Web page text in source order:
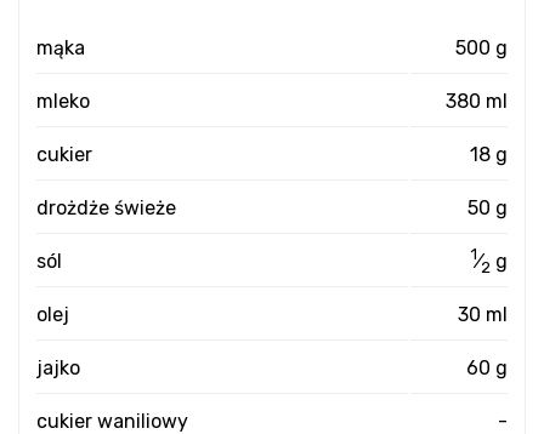
mąka 500 g
mleko 380 ml
cukier 18 g
drożdże świeże 50 g
sól 1⁄2 g
olej 30 ml
jajko 60 g
cukier waniliowy -